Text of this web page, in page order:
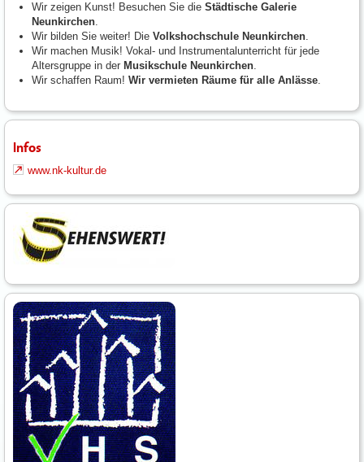
Wir zeigen Kunst! Besuchen Sie die Städtische Galerie
Neunkirchen.
Wir bilden Sie weiter! Die Volkshochschule Neunkirchen.
Wir machen Musik! Vokal- und Instrumentalunterricht für jede
Altersgruppe in der Musikschule Neunkirchen.
Wir schaffen Raum! Wir vermieten Räume für alle Anlässe.
Infos
www.nk-kultur.de